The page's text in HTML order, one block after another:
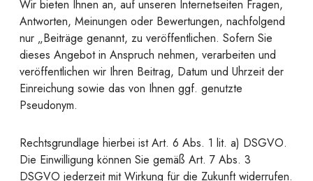
Wir bieten Ihnen an, auf unseren Internetseiten Fragen,
Antworten, Meinungen oder Bewertungen, nachfolgend
nur „Beiträge genannt, zu veröffentlichen. Sofern Sie
dieses Angebot in Anspruch nehmen, verarbeiten und
veröffentlichen wir Ihren Beitrag, Datum und Uhrzeit der
Einreichung sowie das von Ihnen ggf. genutzte
Pseudonym.
Rechtsgrundlage hierbei ist Art. 6 Abs. 1 lit. a) DSGVO.
Die Einwilligung können Sie gemäß Art. 7 Abs. 3
DSGVO jederzeit mit Wirkung für die Zukunft widerrufen.